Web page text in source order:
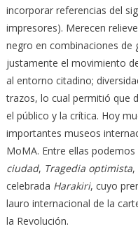
incorporar referencias del
impresores). Merecen
negro en combinaciones de
justamente el movimiento
al entorno citadino;
trazos, lo cual permitió que
el público y la crítica. Hoy
importantes museos
MoMA. Entre ellas
ciudad, Tragedia optimista,
celebrada Harakiri, cuyo
lauro internacional de la
la Revolución.